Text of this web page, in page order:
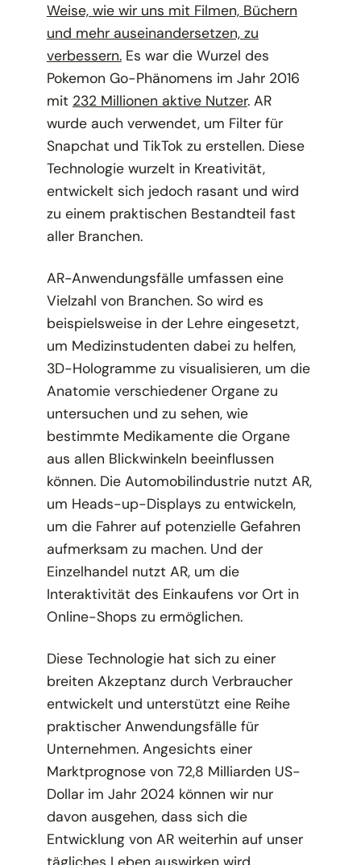
Weise, wie wir uns mit Filmen, Büchern
und mehr auseinandersetzen, zu
verbessern.Es war die Wurzel des
Pokemon Go-Phänomens im Jahr 2016
mit 232 Millionen aktive Nutzer. AR
wurde auch verwendet, um Filter für
Snapchat und TikTok zu erstellen. Diese
Technologie wurzelt in Kreativität,
entwickelt sich jedoch rasant und wird
zu einem praktischen Bestandteil fast
aller Branchen.
AR-Anwendungsfälle umfassen eine
Vielzahl von Branchen. So wird es
beispielsweise in der Lehre eingesetzt,
um Medizinstudenten dabei zu helfen,
3D-Hologramme zu visualisieren, um die
Anatomie verschiedener Organe zu
untersuchen und zu sehen, wie
bestimmte Medikamente die Organe
aus allen Blickwinkeln beeinflussen
können. Die Automobilindustrie nutzt AR,
um Heads-up-Displays zu entwickeln,
um die Fahrer auf potenzielle Gefahren
aufmerksam zu machen. Und der
Einzelhandel nutzt AR, um die
Interaktivität des Einkaufens vor Ort in
Online-Shops zu ermöglichen.
Diese Technologie hat sich zu einer
breiten Akzeptanz durch Verbraucher
entwickelt und unterstützt eine Reihe
praktischer Anwendungsfälle für
Unternehmen. Angesichts einer
Marktprognose von 72,8 Milliarden US-
Dollar im Jahr 2024 können wir nur
davon ausgehen, dass sich die
Entwicklung von AR weiterhin auf unser
tägliches Leben auswirken wird.